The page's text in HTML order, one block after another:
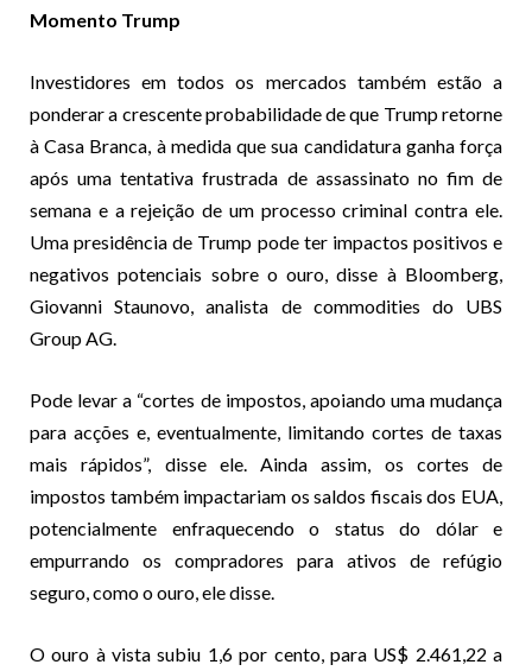
Momento Trump
Investidores em todos os mercados também estão a
ponderar a crescente probabilidade de que Trump retorne
à Casa Branca, à medida que sua candidatura ganha força
após uma tentativa frustrada de assassinatono fim de
semana e arejeição de um processo criminal contra ele.
Uma presidência de Trump pode ter impactos positivos e
negativos potenciais sobre o ouro, disse à Bloomberg,
Giovanni Staunovo, analista de commodities do UBS
Group AG.
Pode levar a “cortes de impostos, apoiando uma mudança
para acções e, eventualmente, limitando cortes de taxas
mais rápidos”, disse ele. Ainda assim, os cortes de
impostos também impactariam os saldos fiscais dos EUA,
potencialmente enfraquecendo o status do dólar e
empurrando os compradores para ativos de refúgio
seguro, como o ouro, ele disse.
O ouro à vista subiu 1,6 por cento, para US$ 2.461,22 a